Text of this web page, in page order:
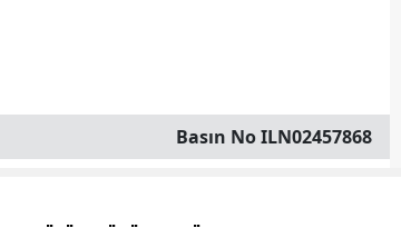
Çorum
Denizli
Basın No ILN02457868